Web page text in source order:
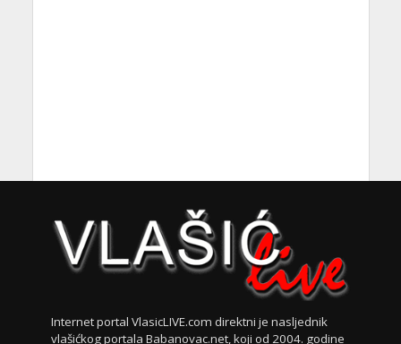
Internet portal VlasicLIVE.com direktni je nasljednik
vlašićkog portala Babanovac.net, koji od 2004. godine